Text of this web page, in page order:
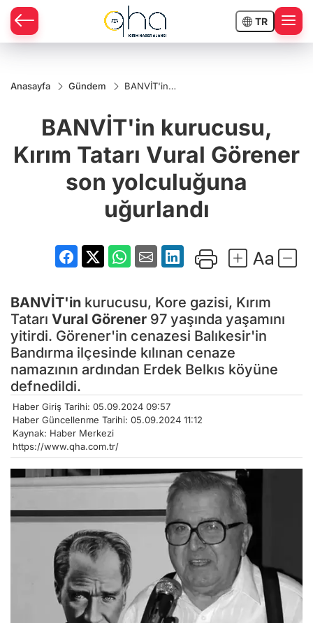
TR
Anasayfa Gündem
BANVİT'in
Vural
Görener
yolculuğuna
uğurlandı
BANVİT'in kurucusu,
Kırım Tatarı Vural Görener
son yolculuğuna
uğurlandı
BANVİT'in kurucusu, Kore gazisi, Kırım
Tatarı Vural Görener 97 yaşında yaşamını
yitirdi. Görener'in cenazesi Balıkesir'in
Bandırma ilçesinde kılınan cenaze
namazının ardından Erdek Belkıs köyüne
defnedildi.
Haber Giriş Tarihi: 05.09.2024 09:57
Haber Güncellenme Tarihi: 05.09.2024 11:12
Kaynak: Haber Merkezi
https://www.qha.com.tr/